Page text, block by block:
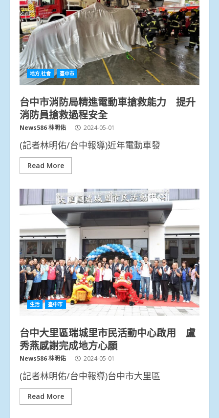
地方.社會 臺中市
台中市消防局精進電動車搶救能力 提升
消防員搶救過程安全
News586 林明佑 2024-05-01
(記者林明佑/台中報導)近年電動車發
Read More
生活 臺中市
台中大里區瑞城里市民活動中心啟用 盧
秀燕感謝完成地方心願
News586 林明佑 2024-05-01
(記者林明佑/台中報導)台中市大里區
Read More